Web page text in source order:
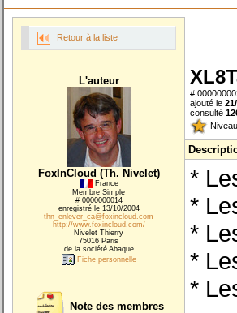
Retour à la liste
L'auteur
FoxInCloud (Th. Nivelet)
France
Membre Simple
# 0000000014
enregistré le 13/10/2004
thn_enlever_ca@foxincloud.com
http://www.foxincloud.com/
Nivelet Thierry
75016 Paris
de la société Abaque
Fiche personnelle
Note des membres
#
ajouté le
consulté
*
*
*
*
*